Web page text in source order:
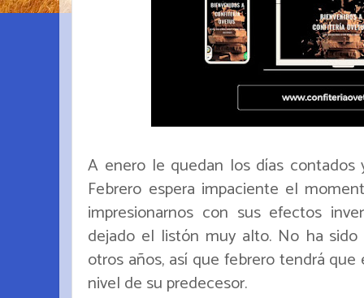
A enero le quedan los días
Febrero espera impaciente el
impresionarnos con sus efectos
dejado el listón muy alto. No ha
otros años, así que febrero tendrá
nivel de su predecesor.